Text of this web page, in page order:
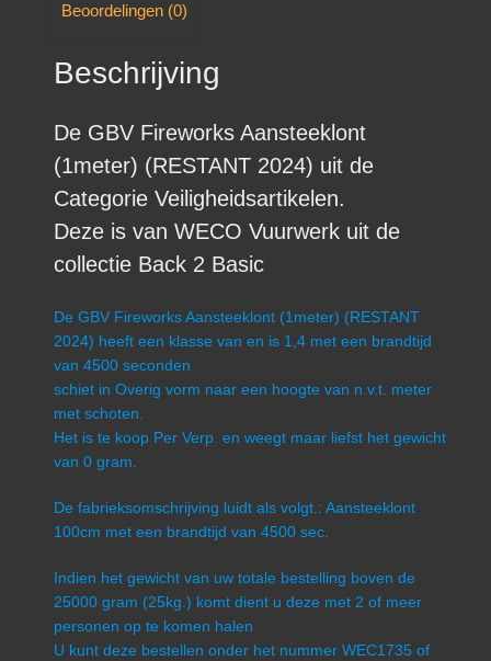
Beoordelingen (0)
Beschrijving
De GBV Fireworks Aansteeklont
(1meter) (RESTANT 2024) uit de
Categorie Veiligheidsartikelen.
Deze is van WECO Vuurwerk uit de
collectie Back 2 Basic
De GBV Fireworks Aansteeklont (1meter) (RESTANT
2024) heeft een klasse van en is 1,4 met een brandtijd
van 4500 seconden
schiet in Overig vorm naar een hoogte van n.v.t. meter
met schoten.
Het is te koop Per Verp. en weegt maar liefst het gewicht
van 0 gram.
De fabrieksomschrijving luidt als volgt.: Aansteeklont
100cm met een brandtijd van 4500 sec.
Indien het gewicht van uw totale bestelling boven de
25000 gram (25kg.) komt dient u deze met 2 of meer
personen op te komen halen
U kunt deze bestellen onder het nummer WEC1735 of